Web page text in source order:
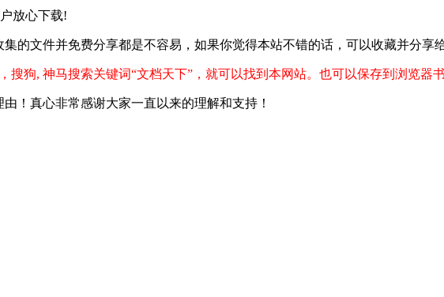
放心下载!
的文件并免费分享都是不容易，如果你觉得本站不错的话，可以收藏并分享
狗, 神马搜索关键词“文档天下”，就可以找到本网站。也可以保存到浏览器书
！真心非常感谢大家一直以来的理解和支持！